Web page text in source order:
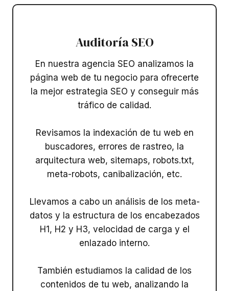
Auditoría SEO
En nuestra agencia SEO analizamos la
página web de tu negocio para ofrecerte
la mejor estrategia SEO y conseguir más
tráfico de calidad.
Revisamos la indexación de tu web en
buscadores, errores de rastreo, la
arquitectura web, sitemaps, robots.txt,
meta-robots, canibalización, etc.
Llevamos a cabo un análisis de los meta-
datos y la estructura de los encabezados
H1, H2 y H3, velocidad de carga y el
enlazado interno.
También estudiamos la calidad de los
contenidos de tu web, analizando la